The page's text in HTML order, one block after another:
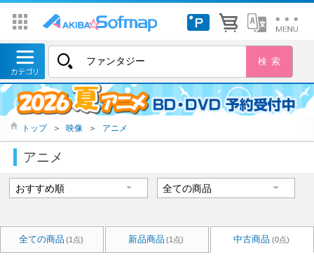
トップ ＞ 映像 ＞ アニメ
アニメ
全ての商品 (1点) 新品商品 (1点) 中古商品 (0点)